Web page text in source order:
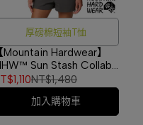
厚磅棉短袖T恤
【Mountain Hardwear】
Sun Stash Collab
Short Sleeve 蘑菇花
厚磅棉短袖T恤 女款 石
灰 #2122121
NT$1,480
加入購物車